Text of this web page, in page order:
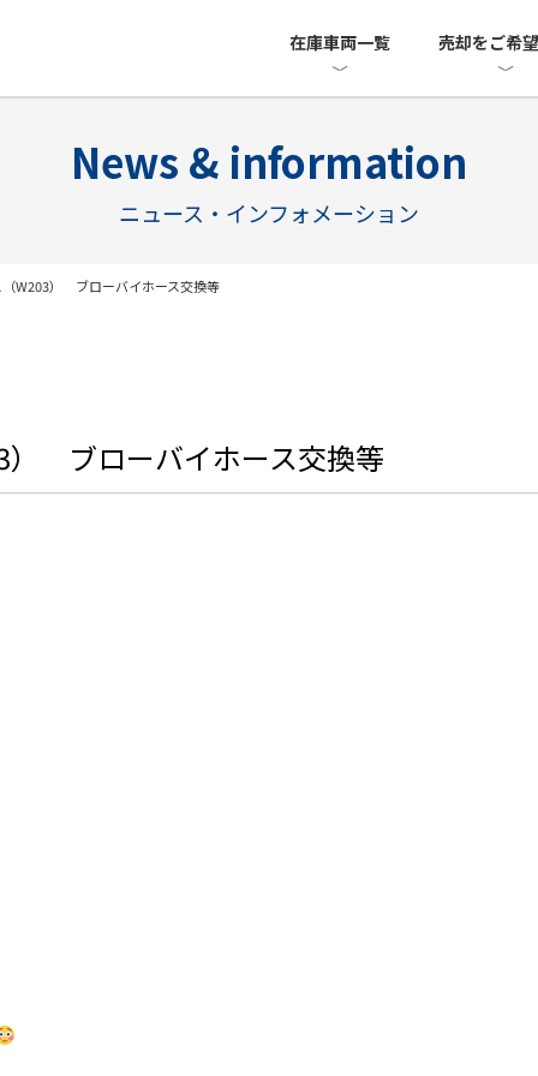
在庫車両一覧 売却をご希
News & information
ニュース・インフォメーション
W203） ブローバイホース交換等
ブローバイホース交換等